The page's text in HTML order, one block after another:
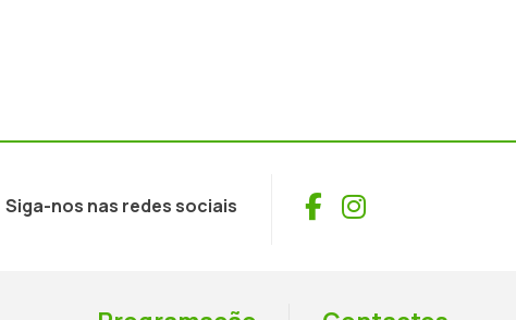
Siga-nos nas redes sociais Facebook
Instagram